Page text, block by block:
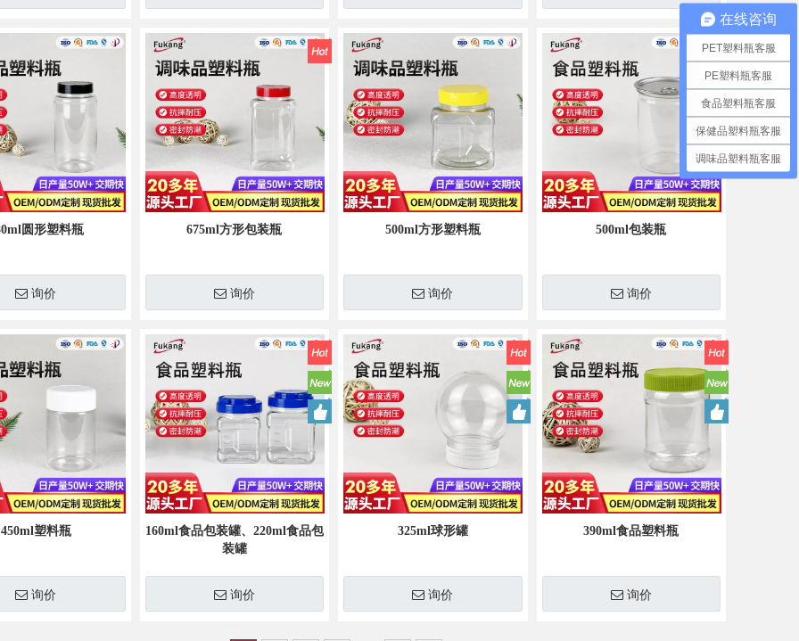
圆形塑料瓶
询价
675ml方形包装瓶
询价
500ml方形塑料瓶
询价
500ml包装瓶
询价
450ml塑料瓶
询价
160ml食品包装罐、220ml食品包
装罐
询价
325ml球形罐
询价
390ml食品塑料瓶
询价
在线咨询
PET塑料瓶客服
PE塑料瓶客服
食品塑料瓶客服
保健品塑料瓶客服
调味品塑料瓶客服